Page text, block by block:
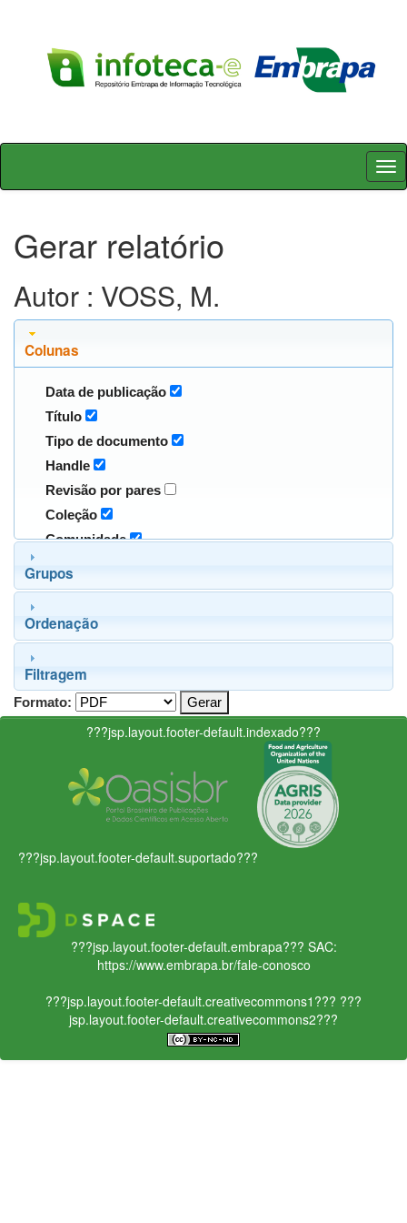
Skip
Gerar relatório
Autor : VOSS, M.
Colunas
Data de publicação
Título
Tipo de documento
Handle
Revisão por pares
Coleção
Comunidade
Grupos
Ordenação
Filtragem
Formato:
???jsp.layout.footer-default.indexado???
???jsp.layout.footer-default.suportado???
???jsp.layout.footer-default.embrapa??? SAC:
https://www.embrapa.br/fale-conosco
???jsp.layout.footer-default.creativecommons1??? ???
jsp.layout.footer-default.creativecommons2???